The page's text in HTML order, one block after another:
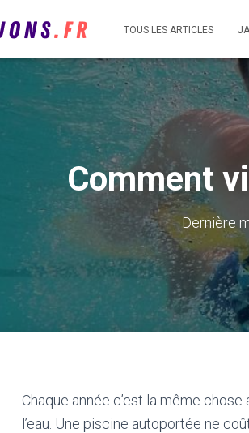
TOUS LES ARTICLES
Comment
Dernière
Chaque année c’est la même
l’eau. Une piscine autoportée ne